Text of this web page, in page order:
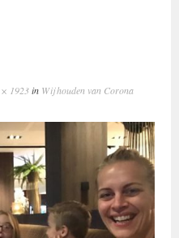
1923in Wij houden van Corona